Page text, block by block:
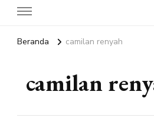
Beranda camilan renyah
camilan